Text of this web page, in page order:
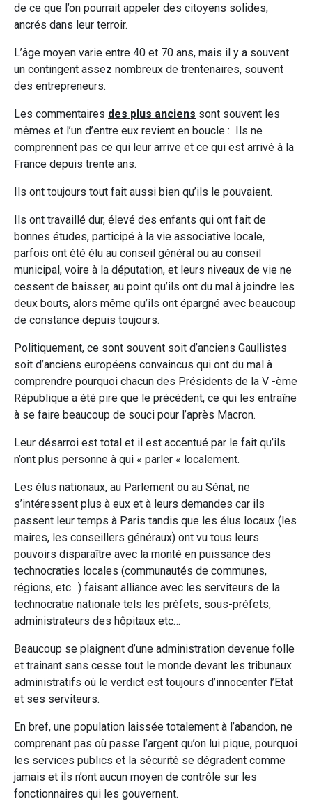
de ce que l’on pourrait appeler des citoyens solides,
ancrés dans leur terroir.
L’âge moyen varie entre 40 et 70 ans, mais il y a souvent
un contingent assez nombreux de trentenaires, souvent
des entrepreneurs.
Les commentaires des plus anciens sont souvent les
mêmes et l’un d’entre eux revient en boucle : Ils ne
comprennent pas ce qui leur arrive et ce qui est arrivé à la
France depuis trente ans.
Ils ont toujours tout fait aussi bien qu’ils le pouvaient.
Ils ont travaillé dur, élevé des enfants qui ont fait de
bonnes études, participé à la vie associative locale,
parfois ont été élu au conseil général ou au conseil
municipal, voire à la députation, et leurs niveaux de vie ne
cessent de baisser, au point qu’ils ont du mal à joindre les
deux bouts, alors même qu’ils ont épargné avec beaucoup
de constance depuis toujours.
Politiquement, ce sont souvent soit d’anciens Gaullistes
soit d’anciens européens convaincus qui ont du mal à
comprendre pourquoi chacun des Présidents de la V -ème
République a été pire que le précédent, ce qui les entraîne
à se faire beaucoup de souci pour l’après Macron.
Leur désarroi est total et il est accentué par le fait qu’ils
n’ont plus personne à qui « parler « localement.
Les élus nationaux, au Parlement ou au Sénat, ne
s’intéressent plus à eux et à leurs demandes car ils
passent leur temps à Paris tandis que les élus locaux (les
maires, les conseillers généraux) ont vu tous leurs
pouvoirs disparaître avec la monté en puissance des
technocraties locales (communautés de communes,
régions, etc…) faisant alliance avec les serviteurs de la
technocratie nationale tels les préfets, sous-préfets,
administrateurs des hôpitaux etc…
Beaucoup se plaignent d’une administration devenue folle
et trainant sans cesse tout le monde devant les tribunaux
administratifs où le verdict est toujours d’innocenter l’Etat
et ses serviteurs.
En bref, une population laissée totalement à l’abandon, ne
comprenant pas où passe l’argent qu’on lui pique, pourquoi
les services publics et la sécurité se dégradent comme
jamais et ils n’ont aucun moyen de contrôle sur les
fonctionnaires qui les gouvernent.